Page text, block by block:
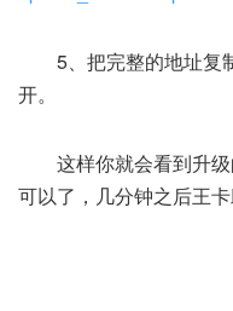
5、把完整的地址复
开。
这样你就会看到升
可以了，几分钟之后王